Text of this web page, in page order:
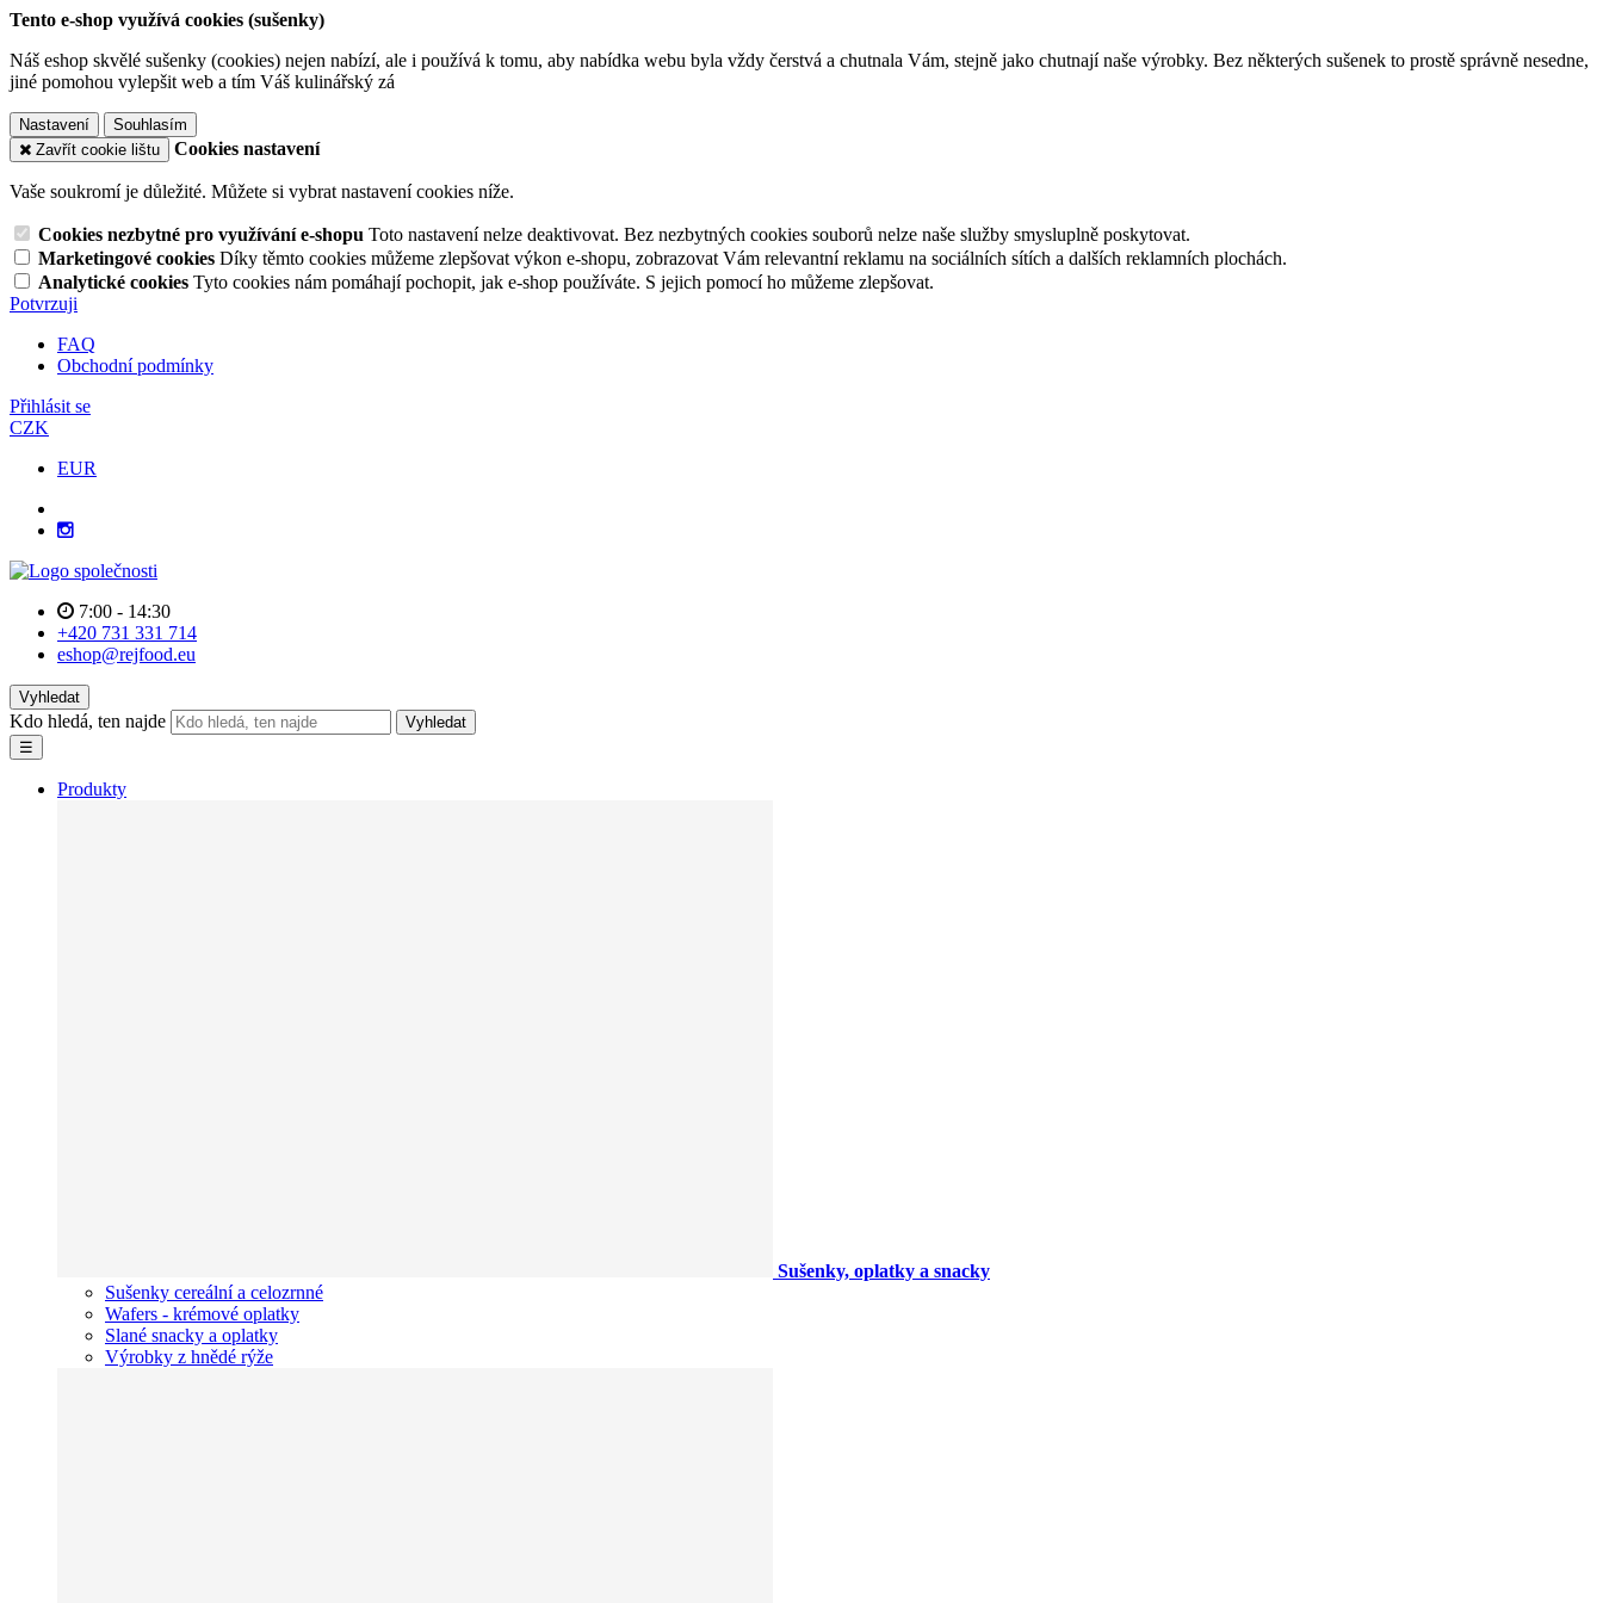
Tento e-shop využívá cookies (sušenky)
Náš eshop skvělé sušenky (cookies) nejen nabízí, ale i používá k tomu, aby nabídka webu byla vždy čerstvá a chutnala Vám, stejně jako chutnají naše výrobky. Bez některých sušenek to prostě správně nesedne,
jiné pomohou vylepšit web a tím Váš kulinářský zá
Nastavení
Souhlasím
Zavřít cookie lištu
Cookies nastavení
Vaše soukromí je důležité. Můžete si vybrat nastavení cookies níže.
Cookies nezbytné pro využívání e-shopu Toto nastavení nelze deaktivovat. Bez nezbytných cookies souborů nelze naše služby smysluplně poskytovat.
Marketingové cookies Díky těmto cookies můžeme zlepšovat výkon e-shopu, zobrazovat Vám relevantní reklamu na sociálních sítích a dalších reklamních plochách.
Analytické cookies Tyto cookies nám pomáhají pochopit, jak e-shop používáte. S jejich pomocí ho můžeme zlepšovat.
Potvrzuji
FAQ
Obchodní podmínky
Přihlásit se
CZK
EUR
7:00 - 14:30
+420 731 331 714
eshop@rejfood.eu
Vyhledat
Kdo hledá, ten najde
Vyhledat
☰
Produkty
Sušenky, oplatky a snacky
Sušenky cereální a celozrnné
Wafers - krémové oplatky
Slané snacky a oplatky
Výrobky z hnědé rýže